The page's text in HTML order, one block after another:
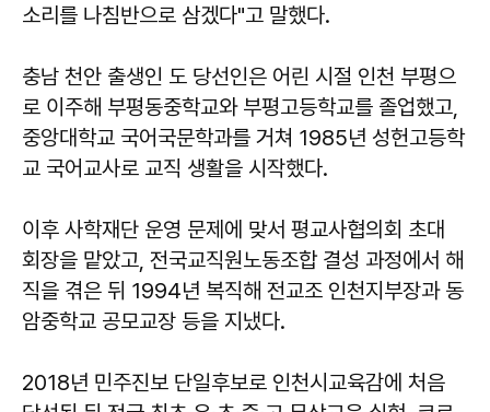
소리를 나침반으로 삼겠다"고 말했다.
충남 천안 출생인 도 당선인은 어린 시절 인천 부평으
로 이주해 부평동중학교와 부평고등학교를 졸업했고,
중앙대학교 국어국문학과를 거쳐 1985년 성헌고등학
교 국어교사로 교직 생활을 시작했다.
이후 사학재단 운영 문제에 맞서 평교사협의회 초대
회장을 맡았고, 전국교직원노동조합 결성 과정에서 해
직을 겪은 뒤 1994년 복직해 전교조 인천지부장과 동
암중학교 공모교장 등을 지냈다.
2018년 민주진보 단일후보로 인천시교육감에 처음